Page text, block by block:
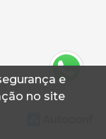
e
no site
reservados.